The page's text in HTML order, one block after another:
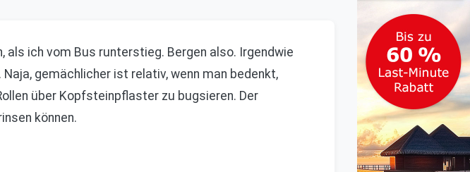
als ich vom Bus runterstieg. Bergen also. Irgendwie
gemächlicher ist relativ, wenn man bedenkt,
über Kopfsteinpflaster zu bugsieren. Der
können.